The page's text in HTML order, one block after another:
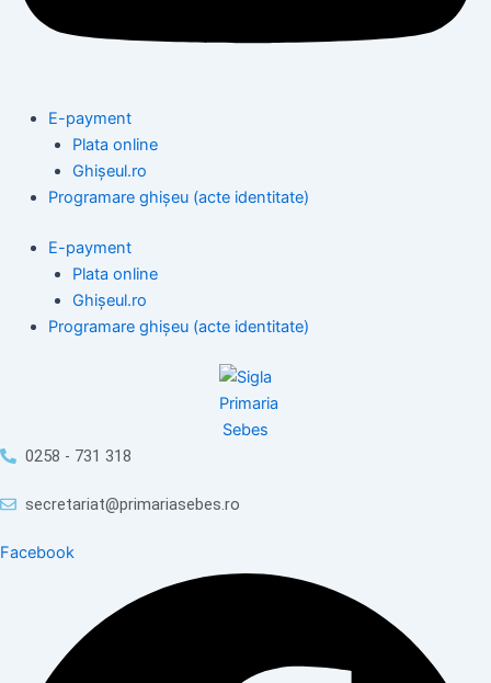
E-payment
Plata online
Ghișeul.ro
Programare ghișeu (acte identitate)
E-payment
Plata online
Ghișeul.ro
Programare ghișeu (acte identitate)
0258 - 731 318
secretariat@primariasebes.ro
Facebook